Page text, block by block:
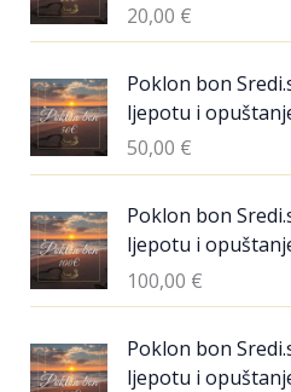
20,00 €
Poklon bon
ljepotu i
50,00 €
Poklon bon
ljepotu i
100,00 €
Poklon bon
ljepotu i